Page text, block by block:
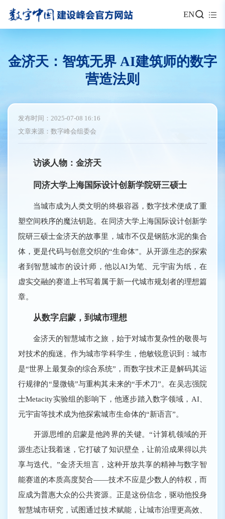
EN
金济天：智筑无界 AI建筑师的数字
营造法则
发布时间：2025-07-08 16:16
文章来源：数字峰会组委会
访谈人物：金济天
同济大学上海国际设计创新学院研三硕士
当城市成为人类文明的终极容器，数字技术便成了重
塑空间秩序的魔法钥匙。在同济大学上海国际设计创新学
院研三硕士金济天的故事里，城市不仅是钢筋水泥的集合
体，更是代码与创意交织的“生命体”。从开源生态的探索
者到智慧城市的设计师，他以AI为笔、元宇宙为纸，在
虚实交融的赛道上书写着属于新一代城市规划者的理想篇
章。
从数字启蒙，到城市理想
金济天的智慧城市之旅，始于对城市复杂性的敬畏与
对技术的痴迷。作为城市学科学生，他敏锐意识到：城市
是“世界上最复杂的综合系统”，而数字技术正是解码其运
行规律的“显微镜”与重构其未来的“手术刀”。在吴志强院
士Metacity实验组的影响下，他逐步踏入数字领域，AI、
元宇宙等技术成为他探索城市生命体的“新语言”。
开源思维的启蒙是他跨界的关键。“计算机领域的开
源生态让我着迷，它打破了知识壁垒，让前沿成果得以共
享与迭代。”金济天坦言，这种开放共享的精神与数字智
能赛道的本质高度契合——技术不应是少数人的特权，而
应成为普惠大众的公共资源。正是这份信念，驱动他投身
智慧城市研究，试图通过技术赋能，让城市治理更高效、